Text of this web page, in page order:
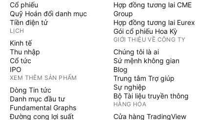
Cổ phiếu
Quỹ Hoán đổi danh mục
Tiền điện tử
LỊCH
Kinh tế
Thu nhập
Cổ tức
IPO
XEM THÊM SẢN PHẨM
Dòng Tin tức
Danh mục đầu tư
Fundamental Graphs
Đường cong lợi suất
Hợp đồng tương lai CME
Group
Hợp đồng tương lai Eurex
Gói cổ phiếu Hoa Kỳ
GIỚI THIỆU VỀ CÔNG TY
Chúng tôi là ai
Sứ mệnh không gian
Blog
Trung tâm Trợ giúp
Sự nghiệp
Bộ Tài liệu truyền thông
HÀNG HÓA
Cửa hàng TradingView